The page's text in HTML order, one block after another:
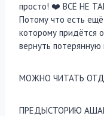
просто! ❤️ ВСЁ НЕ
Потому что есть
которому придётся
вернуть потерянную
МОЖНО ЧИТАТЬ
ПРЕДЫСТОРИЮ